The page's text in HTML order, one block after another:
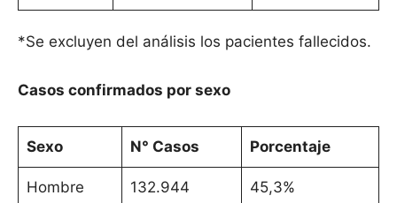
*Se excluyen del análisis los pacientes fallecidos.
Casos confirmados por sexo
Sexo N° Casos Porcentaje
Hombre 132.944 45,3%